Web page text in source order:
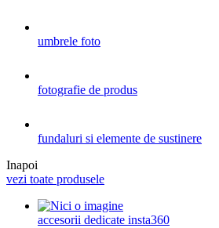
umbrele foto
fotografie de produs
fundaluri si elemente de sustinere
Inapoi
vezi toate produsele
accesorii dedicate insta360